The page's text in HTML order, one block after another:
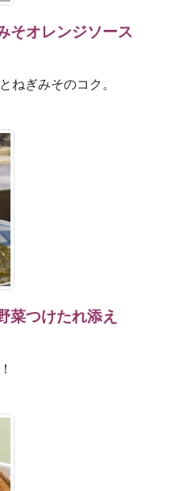
そオレンジソース
ねぎみそのコク。
つけたれ添え